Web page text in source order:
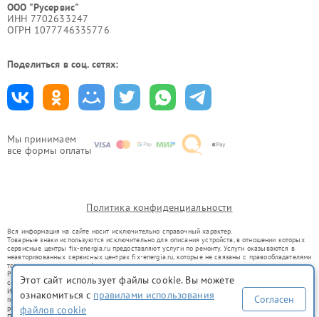
Мы принимаем
все формы оплаты
ООО "Русервис"
ИНН 7702633247
ОГРН 1077746335776
Поделиться в соц. сетях:
Политика конфиденциальности
Вся информация на сайте носит исключительно справочный характер.
Товарные знаки используются исключительно для описания устройств, в отношении которых
сервисные центры fix-energia.ru предоставляют услуги по ремонту. Услуги оказываются в
неавторизованных сервисных центрах fix-energia.ru, которые не связаны с правообладателями
товарных знаков или их официальными представителями.
Ремонт осуществляется для устройств, уже введенных в гражданский оборот в соответствии
со статьей 1487 ГК РФ.
Использование товарных знаков не преследует цели индивидуализации услуг или введения
потребителей в заблуждение, а служит для информирования о предоставляемых услугах по
ремонту техники указанных брендов.
Этот сайт использует файлы cookie. Вы можете
ознакомиться с правилами использования
файлов cookie
Согласен